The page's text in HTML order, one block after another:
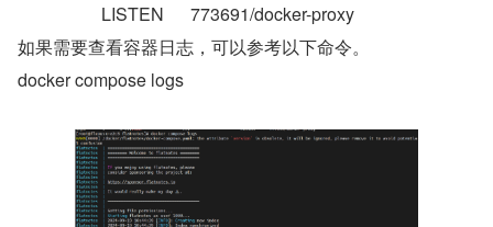
LISTEN      773691/docker-proxy
如果需要查看容器日志，可以参考以下命令。
docker compose logs